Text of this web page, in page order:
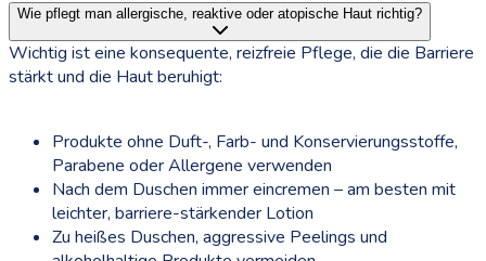
Wie pflegt man allergische, reaktive oder atopische Haut richtig?
Wichtig ist eine konsequente, reizfreie Pflege, die die Barriere
stärkt und die Haut beruhigt:
Produkte ohne Duft-, Farb- und Konservierungsstoffe,
Parabene oder Allergene verwenden
Nach dem Duschen immer eincremen – am besten mit
leichter, barriere-stärkender Lotion
Zu heißes Duschen, aggressive Peelings und